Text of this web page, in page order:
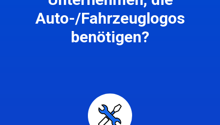
Auto-/Fahrzeuglogos
benötigen?